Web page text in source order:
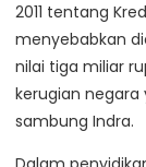
2011 tentang
menyebabkan
nilai tiga miliar
kerugian negara
sambung Indra.